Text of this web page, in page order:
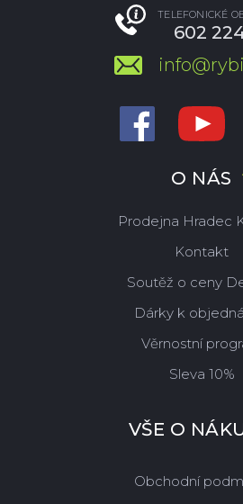
O NÁS
Prodejna Hradec
Kontakt
Soutěž o ceny
Dárky k
Věrnostní
Sleva 10%
VŠE O
Obchodní
TELEFONICKÉ
602